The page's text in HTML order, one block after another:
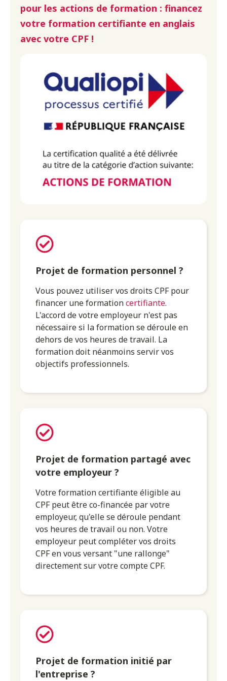
pour les actions de formation : financez
votre formation certifiante en anglais
avec votre CPF !
Projet de formation personnel ?
Vous pouvez utiliser vos droits CPF pour
financer une formationcertifiante.
L'accord de votre employeur n'est pas
nécessaire si la formation se déroule en
dehors de vos heures de travail. La
formation doit néanmoins servir vos
objectifs professionnels.
Projet de formation partagé avec
votre employeur ?
Votre formation certifiante éligible au
CPF peut être co-financée par votre
employeur, qu'elle se déroule pendant
vos heures de travail ou non. Votre
employeur peut compléter vos droits
CPF en vous versant "une rallonge"
directement sur votre compte CPF.
Projet de formation initié par
l'entreprise ?